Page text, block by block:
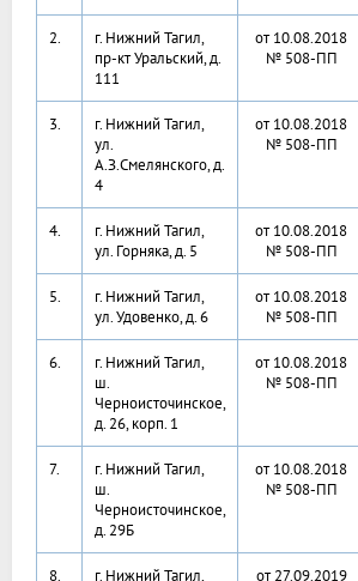
2.
г. Нижний Тагил,
пр-кт Уральский, д.
111
от 10.08.2018
№ 508-ПП
3.
г. Нижний Тагил,
ул.
А.З.Смелянского, д.
4
от 10.08.2018
№ 508-ПП
4.
г. Нижний Тагил,
ул. Горняка, д. 5
от 10.08.2018
№ 508-ПП
5.
г. Нижний Тагил,
ул. Удовенко, д. 6
от 10.08.2018
№ 508-ПП
6.
г. Нижний Тагил,
ш.
Черноисточинское,
д. 26, корп. 1
от 10.08.2018
№ 508-ПП
7.
г. Нижний Тагил,
ш.
Черноисточинское,
д. 29Б
от 10.08.2018
№ 508-ПП
8.
г. Нижний Тагил,
от 27.09.2019